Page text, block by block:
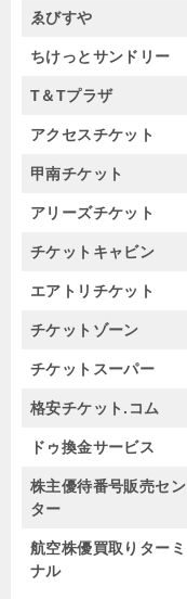
ゑびすや
ちけっとサンドリー
T＆Tプラザ
アクセスチケット
甲南チケット
アリーズチケット
チケットキャビン
エアトリチケット
チケットゾーン
チケットスーパー
格安チケット.コム
ドゥ換金サービス
株主優待番号販売セン
ター
航空株優買取りターミ
ナル